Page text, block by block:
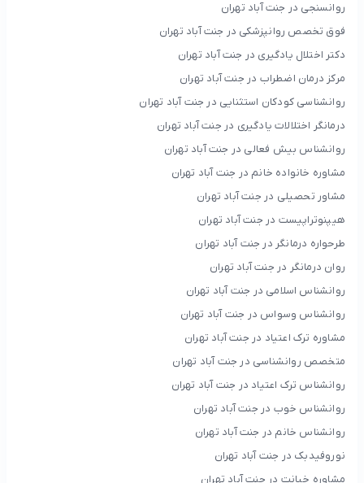
روانسنجی در جنت آباد تهران
فوق تخصص روانپزشکی در جنت آباد تهران
دکتر اختلال یادگیری در جنت آباد تهران
مرکز درمان اضطراب در جنت آباد تهران
روانشناسی کودکان استثنایی در جنت آباد تهران
درمانگر اختلالات یادگیری در جنت آباد تهران
روانشناس بیش فعالی در جنت آباد تهران
مشاوره خانواده خانم در جنت آباد تهران
مشاور تحصیلی در جنت آباد تهران
هیپنوتراپیست در جنت آباد تهران
طرحواره درمانگر در جنت آباد تهران
روان درمانگر در جنت آباد تهران
روانشناس اسلامی در جنت آباد تهران
روانشناس وسواس در جنت آباد تهران
مشاوره ترک اعتیاد در جنت آباد تهران
متخصص روانشناسی در جنت آباد تهران
روانشناس ترک اعتیاد در جنت آباد تهران
روانشناس خوب در جنت آباد تهران
روانشناس خانم در جنت آباد تهران
نوروفیدبک در جنت آباد تهران
مشاوره خیانت در جنت آباد تهران